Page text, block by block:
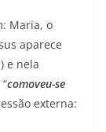
Maria, o
aparece
e nela
comoveu-se
externa: